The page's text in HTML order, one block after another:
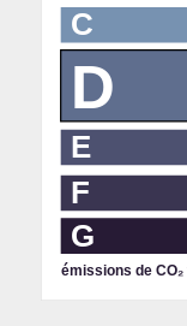
C
D
E
F
G
émissions de